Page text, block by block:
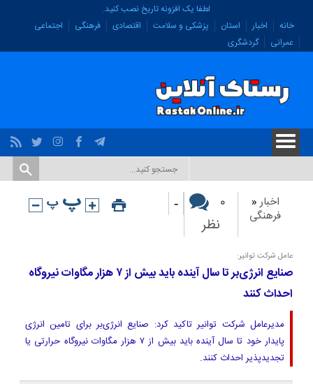
لطفا یک افزونه تاریخ نصب کنید.
خانه
اخبار استان پزشکی و سلامت اقتصادی فرهنگی
اجتماعی
عمرانی
گردشگری
اخبار«
فرهنگی
۰
نظر
-
عامل شرکت توانیر:
صنایع انرژی‌بر تا سال آینده باید بیش از ۷ هزار مگاوات نیروگاه
احداث کنند
مدیرعامل شرکت توانیر تاکید کرد: صنایع انرژی‌بر برای تامین انرژی
پایدار خود تا سال آینده باید بیش از ۷ هزار مگاوات نیروگاه حرارتی یا
تجدیدپذیر احداث کنند.